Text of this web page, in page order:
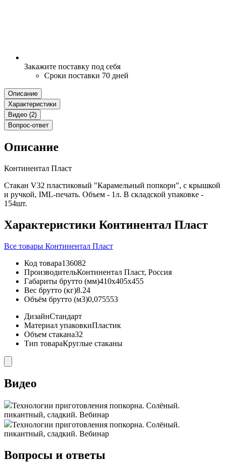
Закажите поставку под себя
Сроки поставки 70 дней
Описание
Характеристики
Видео (2)
Вопрос-ответ
Описание
Континентал Пласт
Стакан V32 пластиковый "Карамельный попкорн", с крышкой
и ручкой, IML-печать. Объем - 1л. В складской упаковке -
154шт.
Характеристики Континентал Пласт
Все товары Континентал Пласт
Код товара136082
ПроизводительКонтинентал Пласт, Россия
Габариты брутто (мм)410x405x455
Вес брутто (кг)8.24
Объём брутто (м3)0,075553
ДизайнСтандарт
Материал упаковкиПластик
Объем стакана32
Тип товараКруглые стаканы
Видео
Технологии приготовления попкорна. Солёный.
пикантный, сладкий. Вебинар
Технологии приготовления попкорна. Солёный.
пикантный, сладкий. Вебинар
Вопросы и ответы